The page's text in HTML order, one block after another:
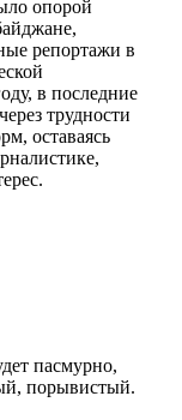
опорой
репортажи в
в последние
трудности
оставаясь
пасмурно,
порывистый.